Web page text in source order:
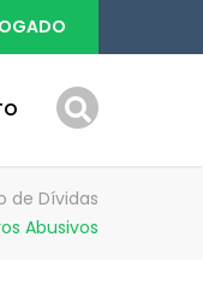
de Dívidas
Abusivos